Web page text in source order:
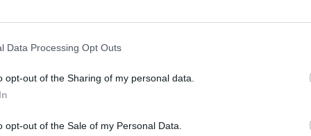
Data Processing Opt Outs
opt-out of the Sharing of my personal data.
opt-out of the Sale of my Personal Data.